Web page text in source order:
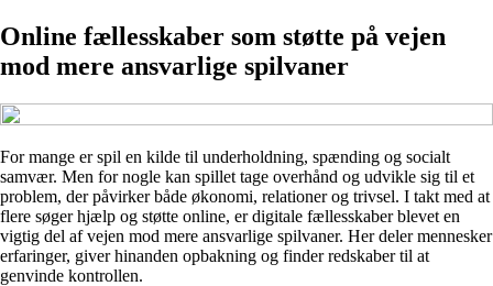
Online fællesskaber som støtte på vejen
mod mere ansvarlige spilvaner
For mange er spil en kilde til underholdning, spænding og socialt
samvær. Men for nogle kan spillet tage overhånd og udvikle sig til et
problem, der påvirker både økonomi, relationer og trivsel. I takt med at
flere søger hjælp og støtte online, er digitale fællesskaber blevet en
vigtig del af vejen mod mere ansvarlige spilvaner. Her deler mennesker
erfaringer, giver hinanden opbakning og finder redskaber til at
genvinde kontrollen.